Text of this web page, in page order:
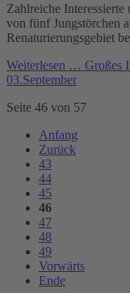
Zahlreiche
von fünf Jungstörchen
Renaturierungsgebiet
Weiterlesen … Großes
03.September
Seite 46 von 57
Anfang
Zurück
43
44
45
46
47
48
49
Vorwärts
Ende